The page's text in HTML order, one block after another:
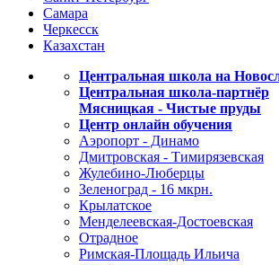
Самара
Черкесск
Казахстан
Центральная школа на
Центральная школа-партнёр
Мясницкая - Чистые пруды
Центр онлайн обучения
Аэропорт - Динамо
Дмитровская - Тимирязевская
Жулебино-Люберцы
Зеленоград - 16 мкрн.
Крылатское
Менделеевская-Достоевская
Отрадное
Римская-Площадь Ильича